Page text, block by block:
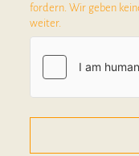
fordern. Wir geben
weiter.